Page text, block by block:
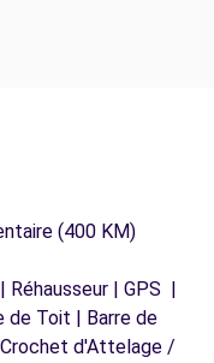
(400 KM)
| GPS |
de Toit | Barre de
d'Attelage /